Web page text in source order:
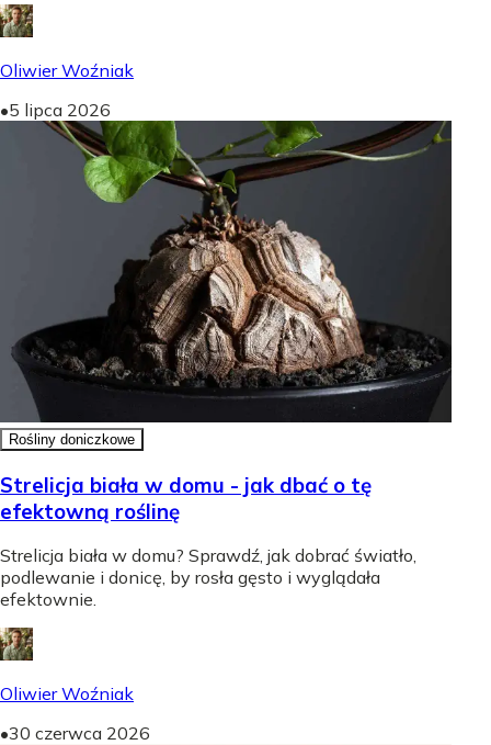
Oliwier Woźniak
•5 lipca 2026
Rośliny doniczkowe
Strelicja biała w domu - jak dbać o tę
efektowną roślinę
Strelicja biała w domu? Sprawdź, jak dobrać światło,
podlewanie i donicę, by rosła gęsto i wyglądała
efektownie.
Oliwier Woźniak
•30 czerwca 2026